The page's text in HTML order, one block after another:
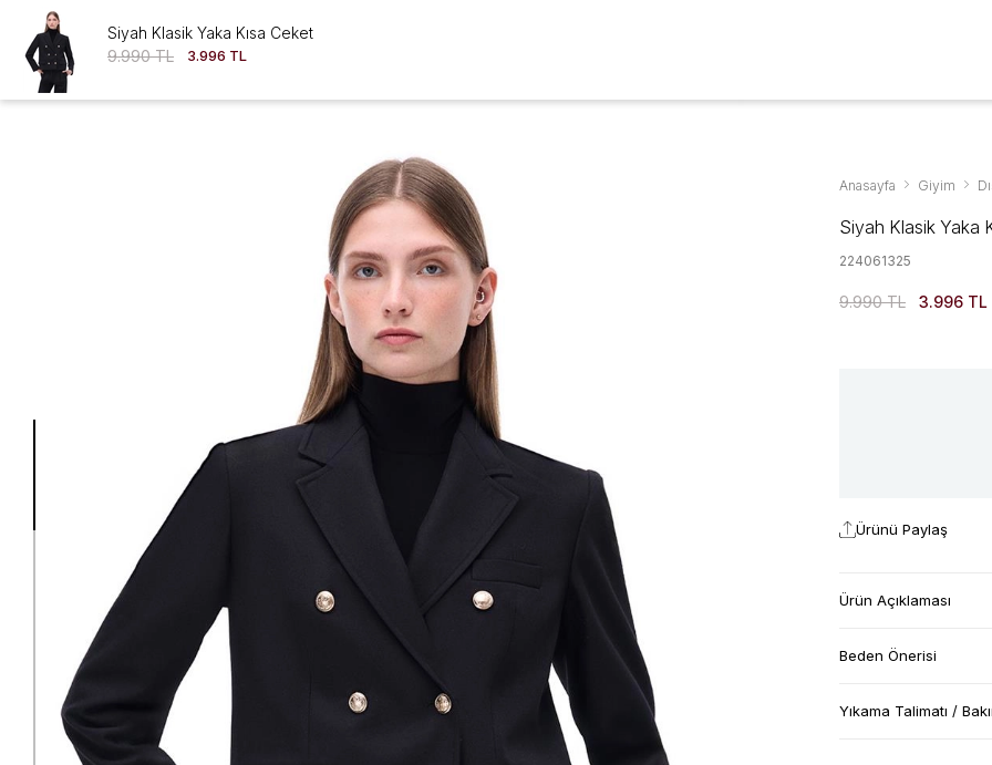
Anasayfa Giyim
Siyah Klasik Yaka
224061325
9.990 TL 3.996 TL
Ürünü Paylaş
Ürün Açıklaması
Beden Önerisi
Yıkama Talimatı /
Siyah Klasik Yaka Kısa Ceket
9.990 TL
3.996 TL